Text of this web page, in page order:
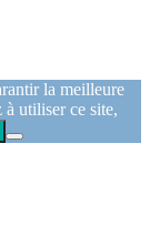
la meilleure
utiliser ce site,